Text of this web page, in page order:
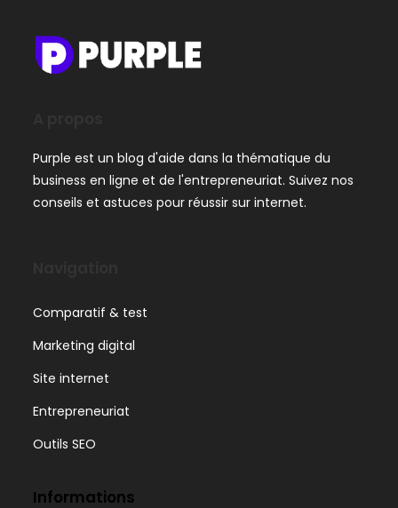
Purple est un blog d'aide dans la thématique du
business en ligne et de l'entrepreneuriat. Suivez nos
conseils et astuces pour réussir sur internet.
Comparatif & test
Marketing digital
Site internet
Entrepreneuriat
Outils SEO
Informations